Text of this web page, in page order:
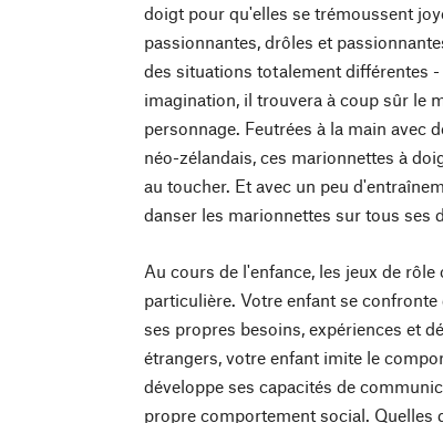
doigt pour qu'elles se trémoussent
passionnantes, drôles et
des situations totalement différentes
imagination, il trouvera à coup sûr le
personnage. Feutrées à la main avec
néo-zélandais, ces marionnettes à
au toucher. Et avec un peu
danser les marionnettes sur tous ses
Au cours de l'enfance, les jeux de
particulière. Votre enfant se
ses propres besoins, expériences et
étrangers, votre enfant imite le
développe ses capacités de
propre comportement social. Quelles